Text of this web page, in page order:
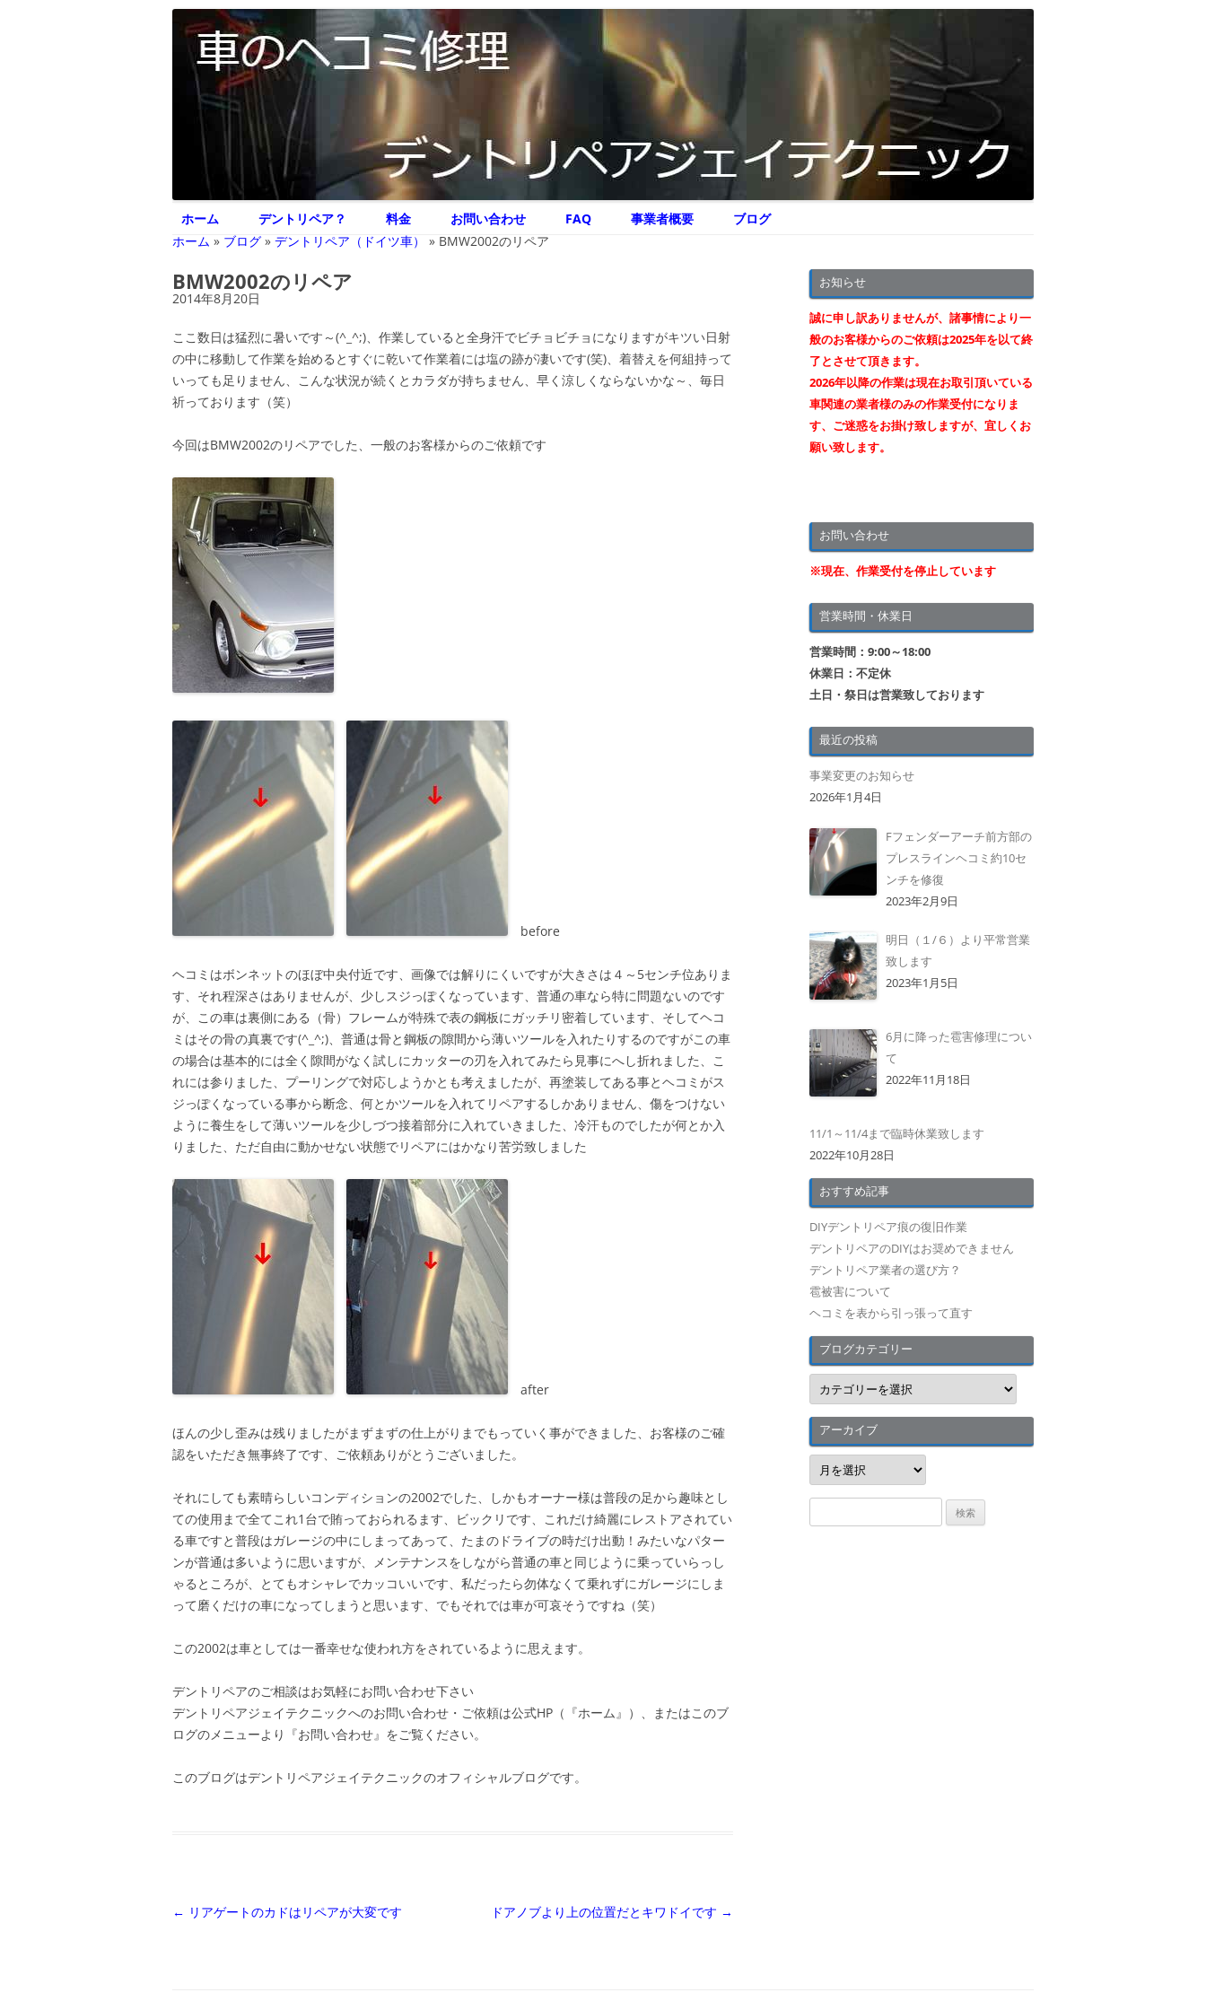
デントリペア ジェイテクニック
車のヘコミ修理専門 神奈川県横浜市 デントリペア ジェイテクニック
ホーム デントリペア？ 料金 お問い合わせ FAQ 事業者概要
ブログ
ホーム » ブログ » デントリペア（ドイツ車） » BMW2002のリペア
BMW2002のリペア
2014年8月20日
ここ数日は猛烈に暑いです～(^_^;)、作業していると全身汗でビチョビチョになりますがキツい日射
の中に移動して作業を始めるとすぐに乾いて作業着には塩の跡が凄いです(笑)、着替えを何組持って
いっても足りません、こんな状況が続くとカラダが持ちません、早く涼しくならないかな～、毎日
祈っております（笑）
今回はBMW2002のリペアでした、一般のお客様からのご依頼です
before
ヘコミはボンネットのほぼ中央付近です、画像では解りにくいですが大きさは４～5センチ位ありま
す、それ程深さはありませんが、少しスジっぽくなっています、普通の車なら特に問題ないのです
が、この車は裏側にある（骨）フレームが特殊で表の鋼板にガッチリ密着しています、そしてヘコ
ミはその骨の真裏です(^_^;)、普通は骨と鋼板の隙間から薄いツールを入れたりするのですがこの車
の場合は基本的には全く隙間がなく試しにカッターの刃を入れてみたら見事にへし折れました、こ
れには参りました、プーリングで対応しようかとも考えましたが、再塗装してある事とヘコミがス
ジっぽくなっている事から断念、何とかツールを入れてリペアするしかありません、傷をつけない
ように養生をして薄いツールを少しづつ接着部分に入れていきました、冷汗ものでしたが何とか入
りました、ただ自由に動かせない状態でリペアにはかなり苦労致しました
after
ほんの少し歪みは残りましたがまずまずの仕上がりまでもっていく事ができました、お客様のご確
認をいただき無事終了です、ご依頼ありがとうございました。
それにしても素晴らしいコンディションの2002でした、しかもオーナー様は普段の足から趣味とし
ての使用まで全てこれ1台で賄っておられるます、ビックリです、これだけ綺麗にレストアされてい
る車ですと普段はガレージの中にしまってあって、たまのドライブの時だけ出動！みたいなパター
ンが普通は多いように思いますが、メンテナンスをしながら普通の車と同じように乗っていらっし
ゃるところが、とてもオシャレでカッコいいです、私だったら勿体なくて乗れずにガレージにしま
って磨くだけの車になってしまうと思います、でもそれでは車が可哀そうですね（笑）
この2002は車としては一番幸せな使われ方をされているように思えます。
デントリペアのご相談はお気軽にお問い合わせ下さい
デントリペアジェイテクニックへのお問い合わせ・ご依頼は公式HP（『ホーム』）、またはこのブ
ログのメニューより『お問い合わせ』をご覧ください。
このブログはデントリペアジェイテクニックのオフィシャルブログです。
投
← リアゲートのカドはリペアが大変です ドアノブより上の位置だとキワドイです →
お知らせ
誠に申し訳ありませんが、諸事情により一
般のお客様からのご依頼は2025年を以て終
了とさせて頂きます。
2026年以降の作業は現在お取引頂いている
車関連の業者様のみの作業受付になりま
す、ご迷惑をお掛け致しますが、宜しくお
願い致します。
お問い合わせ
※現在、作業受付を停止しています
営業時間・休業日
営業時間：9:00～18:00
休業日：不定休
土日・祭日は営業致しております
最近の投稿
事業変更のお知らせ
2026年1月4日
Fフェンダーアーチ前方部の
プレスラインヘコミ約10セ
ンチを修復
2023年2月9日
明日（１/６）より平常営業
致します
2023年1月5日
6月に降った雹害修理につい
て
2022年11月18日
11/1～11/4まで臨時休業致します
2022年10月28日
おすすめ記事
DIYデントリペア痕の復旧作業
デントリペアのDIYはお奨めできません
デントリペア業者の選び方？
雹被害について
ヘコミを表から引っ張って直す
ブログカテゴリー
ブ
ロ
グ
カ
テ
ゴ
リ
アーカイブ
ア
ー
カ
イ
索